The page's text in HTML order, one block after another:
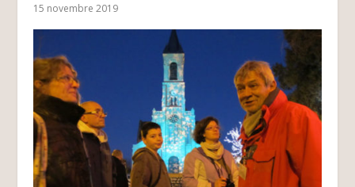
15 novembre 2019